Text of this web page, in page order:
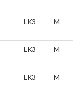
LK3 M
LK3 M
LK3 M